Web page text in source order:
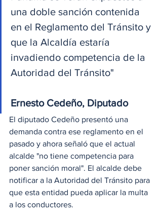
una doble sanción contenida
en el Reglamento del Tránsito y
que la Alcaldía estaría
invadiendo competencia de la
Autoridad del Tránsito"
Ernesto Cedeño, Diputado
El diputado Cedeño presentó una
demanda contra ese reglamento en el
pasado y ahora señaló que el actual
alcalde "no tiene competencia para
poner sanción moral". El alcalde debe
notificar a la Autoridad del Tránsito para
que esta entidad pueda aplicar la multa
a los conductores.